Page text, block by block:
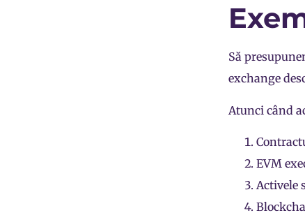
Să
exchange
Atunci când
EVM
Activele